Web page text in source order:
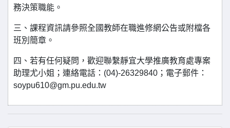
務決策職能。
三、課程資訊請參照全國教師在職進修網公告或附檔各
班別簡章。
四、若有任何疑問，歡迎聯繫靜宜大學推廣教育處專案
助理尤小姐；連絡電話：(04)-26329840；電子郵件：
soypu610@gm.pu.edu.tw